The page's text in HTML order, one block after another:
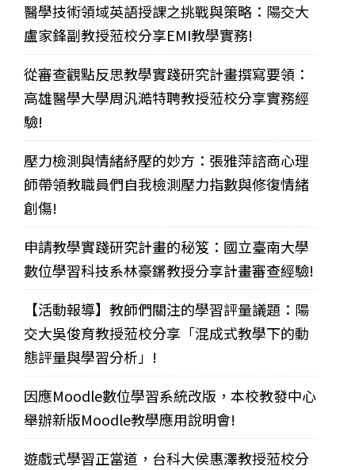
醫學技術領域英語授課之挑戰與策略：陽交大
盧家鋒副教授蒞校分享EMI教學實務!
從審查觀點反思教學實踐研究計畫撰寫要領：
高雄醫學大學周汎澔特聘教授蒞校分享實務經
驗!
壓力檢測與情緒紓壓的妙方：張雅萍諮商心理
師帶領教職員們自我檢測壓力指數與修復情緒
創傷!
申請教學實踐研究計畫的秘笈：國立臺南大學
數位學習科技系林豪鏘教授分享計畫審查經驗!
【活動報導】教師們關注的學習評量議題：陽
交大吳俊育教授蒞校分享「混成式教學下的動
態評量與學習分析」!
因應Moodle數位學習系統改版，本校教發中心
舉辦新版Moodle教學應用說明會!
遊戲式學習正當道，台科大侯惠澤教授蒞校分